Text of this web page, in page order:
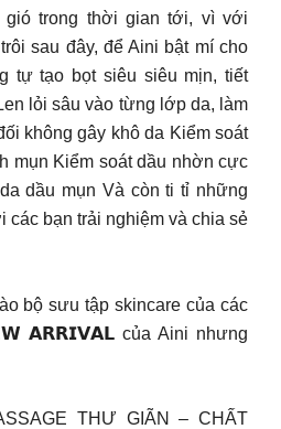
gió trong thời gian tới, vì với
sau đây, để Aini bật mí cho
tự tạo bọt siêu siêu mịn, tiết
lỏi sâu vào từng lớp da, làm
không gây khô da Kiểm soát
mụn Kiểm soát dầu nhờn cực
dầu mụn Và còn ti tỉ những
các bạn trải nghiệm và chia sẻ
bộ sưu tập skincare của các
𝗔𝗥𝗥𝗜𝗩𝗔𝗟 của Aini nhưng
THƯ GIÃN – CHẤT